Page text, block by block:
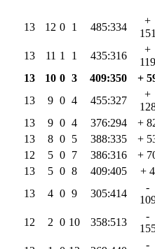
13 12 0 1 485:334
+
13 11 1 1 435:316
+
119
13 10 0 3 409:350
+
13 9 0 4 455:327
+
13 9 0 4 376:294
+
13 8 0 5 388:335
+
12 5 0 7 386:316
+
13 5 0 8 409:405
+ 4
13 4 0 9 305:414
-
12 2 0 10 358:513
-
-